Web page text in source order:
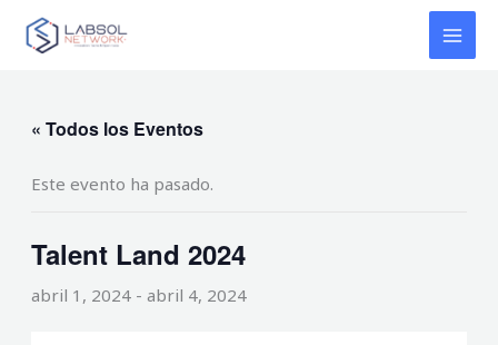
« Todos los Eventos
Este evento ha pasado.
Talent Land 2024
abril 1, 2024 -abril 4, 2024